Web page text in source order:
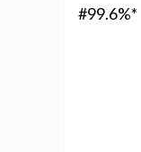
#99.6%*